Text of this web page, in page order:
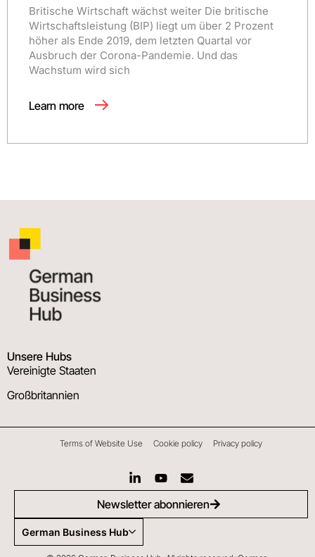
Britische Wirtschaft wächst weiter Die britische
Wirtschaftsleistung (BIP) liegt um über 2 Prozent
höher als Ende 2019, dem letzten Quartal vor
Ausbruch der Corona-Pandemie. Und das
Wachstum wird sich
Learn more
Unsere Hubs
Vereinigte Staaten
Großbritannien
Terms of Website Use Cookie policy Privacy policy
Newsletter abonnieren
German Business Hub